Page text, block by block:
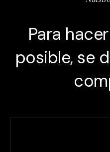
Para
posible, se